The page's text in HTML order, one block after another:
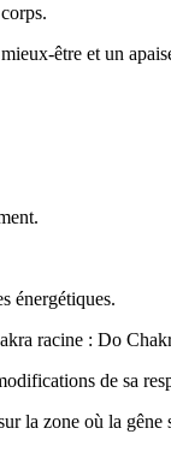
être et un
énergétiques.
racine : Do
de sa
la zone où la